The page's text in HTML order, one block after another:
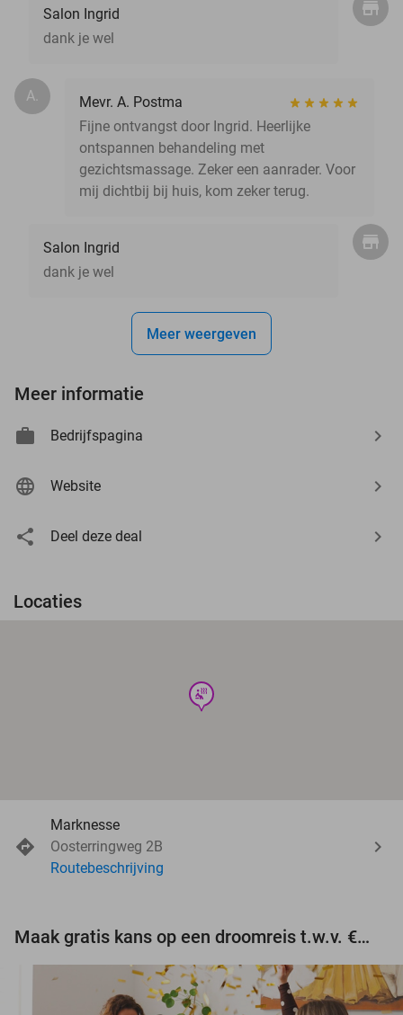
Salon Ingrid
dank je wel
A.
Mevr. A. Postma
Fijne ontvangst door Ingrid. Heerlijke
ontspannen behandeling met
gezichtsmassage. Zeker een aanrader. Voor
mij dichtbij bij huis, kom zeker terug.
Salon Ingrid
dank je wel
Meer weergeven
Meer informatie
Bedrijfspagina
Website
Deel deze deal
Locaties
wellness
Marknesse
Oosterringweg 2B
Routebeschrijving
Maak gratis kans op een droomreis t.w.v. €3.000!